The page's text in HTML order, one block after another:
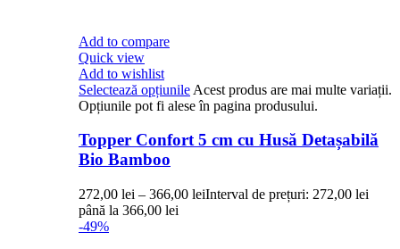
Add to compare
Quick view
Add to wishlist
Selectează opțiunile Acest produs are mai multe variații.
Opțiunile pot fi alese în pagina produsului.
Topper Confort 5 cm cu Husă Detașabilă
Bio Bamboo
272,00 lei – 366,00 leiInterval de prețuri: 272,00 lei
până la 366,00 lei
-49%